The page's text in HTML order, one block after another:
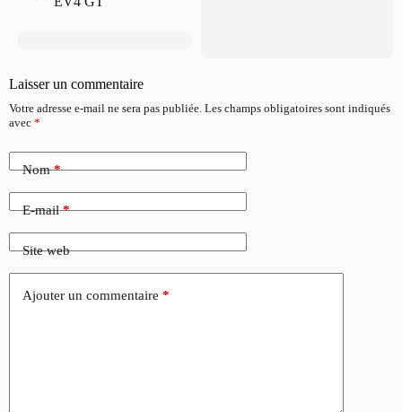
Laisser un commentaire
Votre adresse e-mail ne sera pas publiée. Les champs obligatoires sont indiqués
avec *
Nom*
E-mail*
Site web
Ajouter un commentaire *